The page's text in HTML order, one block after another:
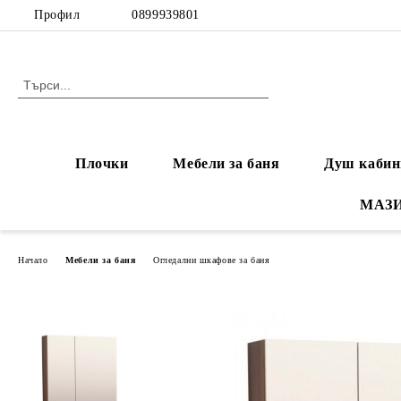
Профил 0899939801
Плочки Мебели за баня Душ
Начало Мебели за баня Огледални шкафове за баня